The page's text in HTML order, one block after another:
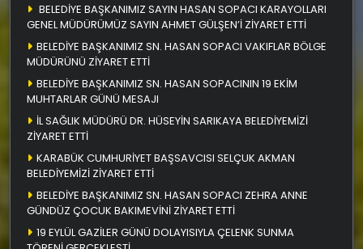
BELEDİYE BAŞKANIMIZ SAYIN HASAN SOPACI KARAYOLLARI
GENEL MÜDÜRÜMÜZ SAYIN AHMET GÜLŞEN’İ ZİYARET ETTİ
BELEDİYE BAŞKANIMIZ SN. HASAN SOPACI VAKIFLAR BÖLGE
MÜDÜRÜNÜ ZİYARET ETTİ
BELEDİYE BAŞKANIMIZ SN. HASAN SOPACININ 19 EKİM
MUHTARLAR GÜNÜ MESAJI
İL SAĞLIK MÜDÜRÜ DR. HÜSEYİN SARIKAYA BELEDİYEMİZİ
ZİYARET ETTİ
KARABÜK CUMHURİYET BAŞSAVCISI SELÇUK AKMAN
BELEDİYEMİZİ ZİYARET ETTİ
BELEDİYE BAŞKANIMIZ SN. HASAN SOPACI ZEHRA ANNE
GÜNDÜZ ÇOCUK BAKIMEVİNİ ZİYARET ETTİ
19 EYLÜL GAZİLER GÜNÜ DOLAYISIYLA ÇELENK SUNMA